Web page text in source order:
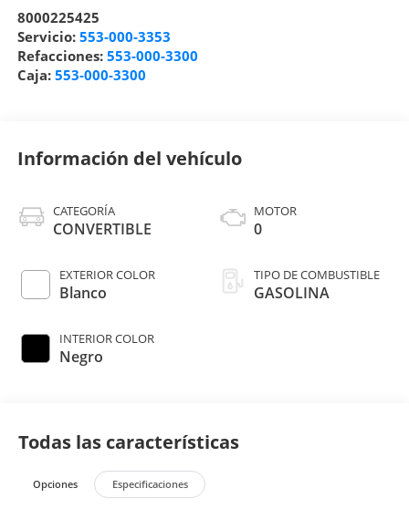
8000225425
Servicio: 553-000-3353
Refacciones: 553-000-3300
Caja: 553-000-3300
Información del vehículo
CATEGORÍA
CONVERTIBLE
EXTERIOR COLOR
Blanco
INTERIOR COLOR
Negro
MOTOR
0
TIPO DE COMBUSTIBLE
GASOLINA
Todas las características
Opciones Especificaciones